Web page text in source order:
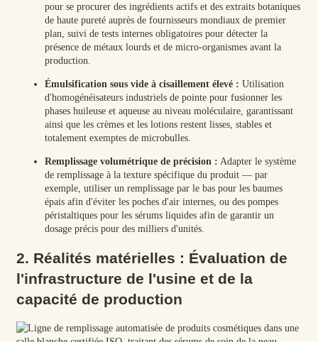
pour se procurer des ingrédients actifs et des extraits botaniques
de haute pureté auprès de fournisseurs mondiaux de premier
plan, suivi de tests internes obligatoires pour détecter la
présence de métaux lourds et de micro-organismes avant la
production.
Émulsification sous vide à cisaillement élevé : Utilisation
d'homogénéisateurs industriels de pointe pour fusionner les
phases huileuse et aqueuse au niveau moléculaire, garantissant
ainsi que les crèmes et les lotions restent lisses, stables et
totalement exemptes de microbulles.
Remplissage volumétrique de précision : Adapter le système
de remplissage à la texture spécifique du produit — par
exemple, utiliser un remplissage par le bas pour les baumes
épais afin d'éviter les poches d'air internes, ou des pompes
péristaltiques pour les sérums liquides afin de garantir un
dosage précis pour des milliers d'unités.
2. Réalités matérielles : Évaluation de
l'infrastructure de l'usine et de la
capacité de production